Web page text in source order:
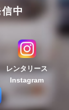
中
レンタリース
Instagram